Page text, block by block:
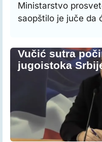
Ministarstvo
saopštilo je juče da
Vučić sutra
jugoistoka